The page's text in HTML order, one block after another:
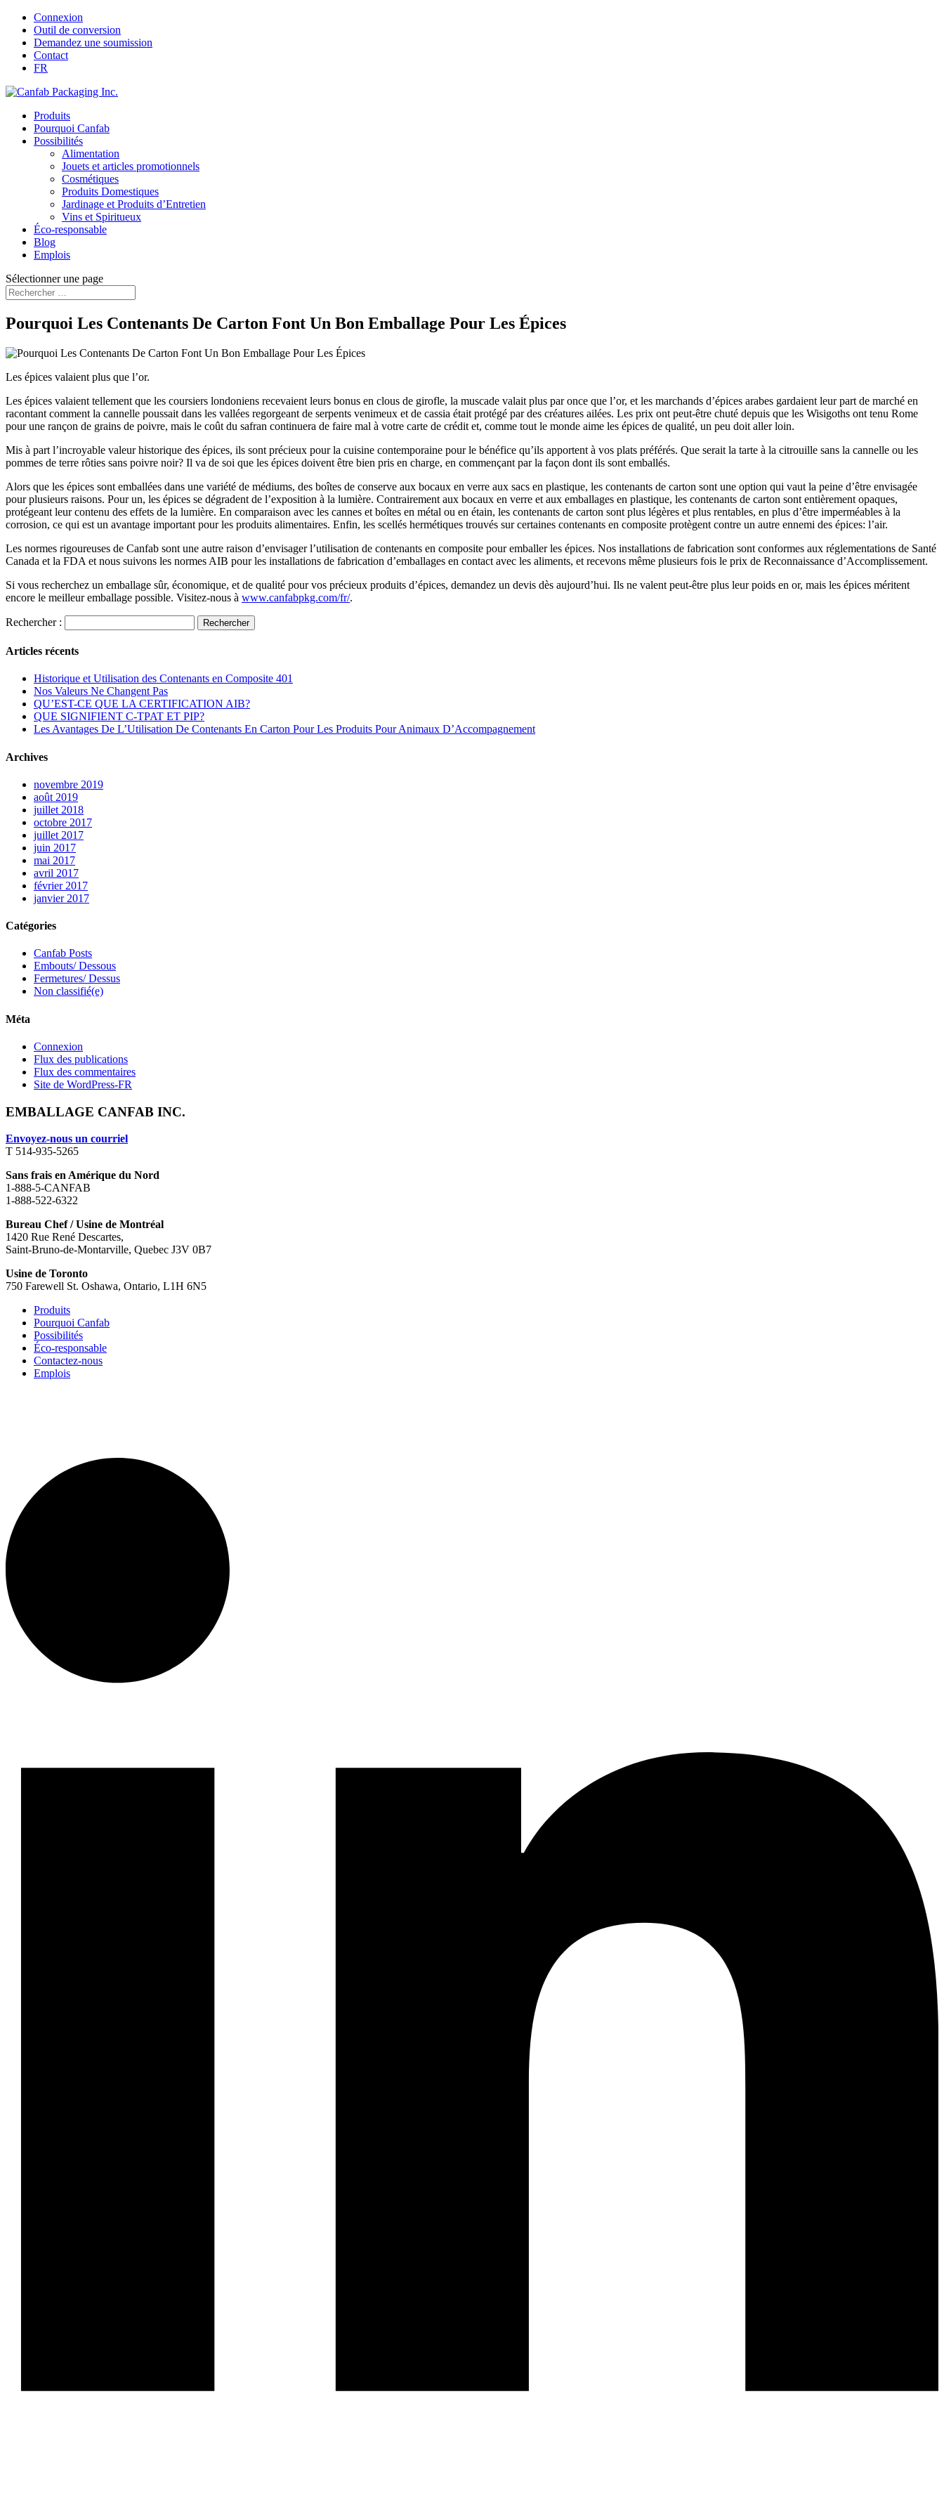
Connexion
Outil de conversion
Demandez une soumission
Contact
FR
Produits
Pourquoi Canfab
Possibilités
Alimentation
Jouets et articles promotionnels
Cosmétiques
Produits Domestiques
Jardinage et Produits d’Entretien
Vins et Spiritueux
Éco-responsable
Blog
Emplois
Sélectionner une page
Pourquoi Les Contenants De Carton Font Un Bon Emballage Pour Les Épices
Les épices valaient plus que l’or.
Les épices valaient tellement que les coursiers londoniens recevaient leurs bonus en clous de girofle, la muscade valait plus par once que l’or, et les marchands d’épices arabes gardaient leur part de marché en
racontant comment la cannelle poussait dans les vallées regorgeant de serpents venimeux et de cassia était protégé par des créatures ailées. Les prix ont peut-être chuté depuis que les Wisigoths ont tenu Rome
pour une rançon de grains de poivre, mais le coût du safran continuera de faire mal à votre carte de crédit et, comme tout le monde aime les épices de qualité, un peu doit aller loin.
Mis à part l’incroyable valeur historique des épices, ils sont précieux pour la cuisine contemporaine pour le bénéfice qu’ils apportent à vos plats préférés. Que serait la tarte à la citrouille sans la cannelle ou les
pommes de terre rôties sans poivre noir? Il va de soi que les épices doivent être bien pris en charge, en commençant par la façon dont ils sont emballés.
Alors que les épices sont emballées dans une variété de médiums, des boîtes de conserve aux bocaux en verre aux sacs en plastique, les contenants de carton sont une option qui vaut la peine d’être envisagée
pour plusieurs raisons. Pour un, les épices se dégradent de l’exposition à la lumière. Contrairement aux bocaux en verre et aux emballages en plastique, les contenants de carton sont entièrement opaques,
protégeant leur contenu des effets de la lumière. En comparaison avec les cannes et boîtes en métal ou en étain, les contenants de carton sont plus légères et plus rentables, en plus d’être imperméables à la
corrosion, ce qui est un avantage important pour les produits alimentaires. Enfin, les scellés hermétiques trouvés sur certaines contenants en composite protègent contre un autre ennemi des épices: l’air.
Les normes rigoureuses de Canfab sont une autre raison d’envisager l’utilisation de contenants en composite pour emballer les épices. Nos installations de fabrication sont conformes aux réglementations de Santé
Canada et la FDA et nous suivons les normes AIB pour les installations de fabrication d’emballages en contact avec les aliments, et recevons même plusieurs fois le prix de Reconnaissance d’Accomplissement.
Si vous recherchez un emballage sûr, économique, et de qualité pour vos précieux produits d’épices, demandez un devis dès aujourd’hui. Ils ne valent peut-être plus leur poids en or, mais les épices méritent
encore le meilleur emballage possible. Visitez-nous à www.canfabpkg.com/fr/.
Rechercher :
Articles récents
Historique et Utilisation des Contenants en Composite 401
Nos Valeurs Ne Changent Pas
QU’EST-CE QUE LA CERTIFICATION AIB?
QUE SIGNIFIENT C-TPAT ET PIP?
Les Avantages De L’Utilisation De Contenants En Carton Pour Les Produits Pour Animaux D’Accompagnement
Archives
novembre 2019
août 2019
juillet 2018
octobre 2017
juillet 2017
juin 2017
mai 2017
avril 2017
février 2017
janvier 2017
Catégories
Canfab Posts
Embouts/ Dessous
Fermetures/ Dessus
Non classifié(e)
Méta
Connexion
Flux des publications
Flux des commentaires
Site de WordPress-FR
EMBALLAGE CANFAB INC.
Envoyez-nous un courriel
T 514-935-5265
Sans frais en Amérique du Nord
1-888-5-CANFAB
1-888-522-6322
Bureau Chef / Usine de Montréal
1420 Rue René Descartes,
Saint-Bruno-de-Montarville, Quebec J3V 0B7
Usine de Toronto
750 Farewell St. Oshawa, Ontario, L1H 6N5
Produits
Pourquoi Canfab
Possibilités
Éco-responsable
Contactez-nous
Emplois